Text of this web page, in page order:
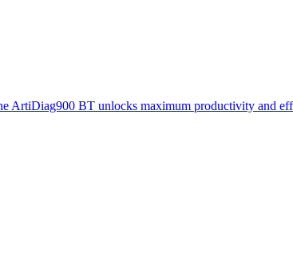
ArtiDiag900 BT unlocks maximum productivity and